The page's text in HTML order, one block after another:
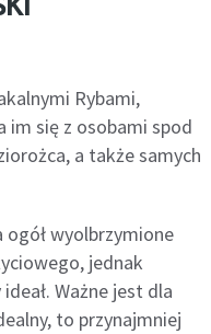
Rybami,
im się z osobami spod
a także samych
ogół wyolbrzymione
jednak
Ważne jest dla
to przynajmniej